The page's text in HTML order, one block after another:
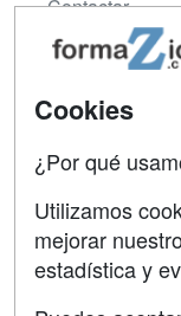
Contactar
Aviso legal
Grupo
Cookies
¿Por qué
Utilizamos
mejorar
estadística y